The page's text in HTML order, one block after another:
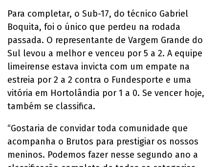
Para completar, o Sub-17, do técnico Gabriel
Boquita, foi o único que perdeu na rodada
passada. O representante de Vargem Grande do
Sul levou a melhor e venceu por 5 a 2. A equipe
limeirense estava invicta com um empate na
estreia por 2 a 2 contra o Fundesporte e uma
vitória em Hortolândia por 1 a 0. Se vencer hoje,
também se classifica.
“Gostaria de convidar toda comunidade que
acompanha o Brutos para prestigiar os nossos
meninos. Podemos fazer nesse segundo ano a